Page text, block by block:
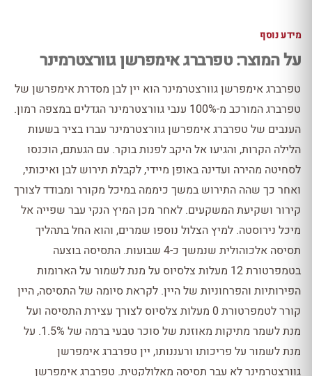
מידע נוסף
על המוצר: טפרברג אימפרשן גוורצטרמינר
טפרברג אימפרשן גוורצטרמינר הוא יין לבן מסדרת אימפרשן של
טפרברג המורכב מ-100% ענבי גוורצטרמינר הגדלים במצפה רמון.
הענבים של טפרברג אימפרשן גוורצטרמינר עברו בציר בשעות
הלילה הקרות, והגיעו אל היקב לפנות בוקר. עם הגעתם, הוכנסו
לסחיטה מהירה ועדינה באופן מיידי, לקבלת תירוש לבן ואיכותי,
ואחר כך שהה התירוש במשך כיממה במיכל מקורר ומבודד לצורך
קירור ושקיעת המשקעים. לאחר מכן המיץ הנקי עבר שפייה אל
מיכל נירוסטה. למיץ הצלול נוספו שמרים, והוא החל בתהליך
תסיסה אלכוהולית שנמשך כ-4 שבועות. התסיסה בוצעה
בטמפרטורת 12 מעלות צלסיוס על מנת לשמור על הארומות
הפירותיות והפרחוניות של היין. לקראת סיומה של התסיסה, היין
קורר לטמפרטורת 0 מעלות צלסיוס לצורך עצירת התסיסה ועל
מנת לשמר מתיקות מאוזנת של סוכר טבעי ברמה של 1.5%. על
מנת לשמור על פריכותו ורעננותו, יין טפרברג אימפרשן
גוורצטרמינר לא עבר תסיסה מאלולקטית. טפרברג אימפרשן